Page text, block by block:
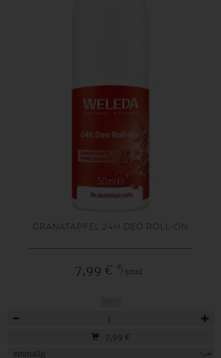
GRANATAPFEL 24H DEO ROLL-ON
7,99 € */ 50ml
7,99 €